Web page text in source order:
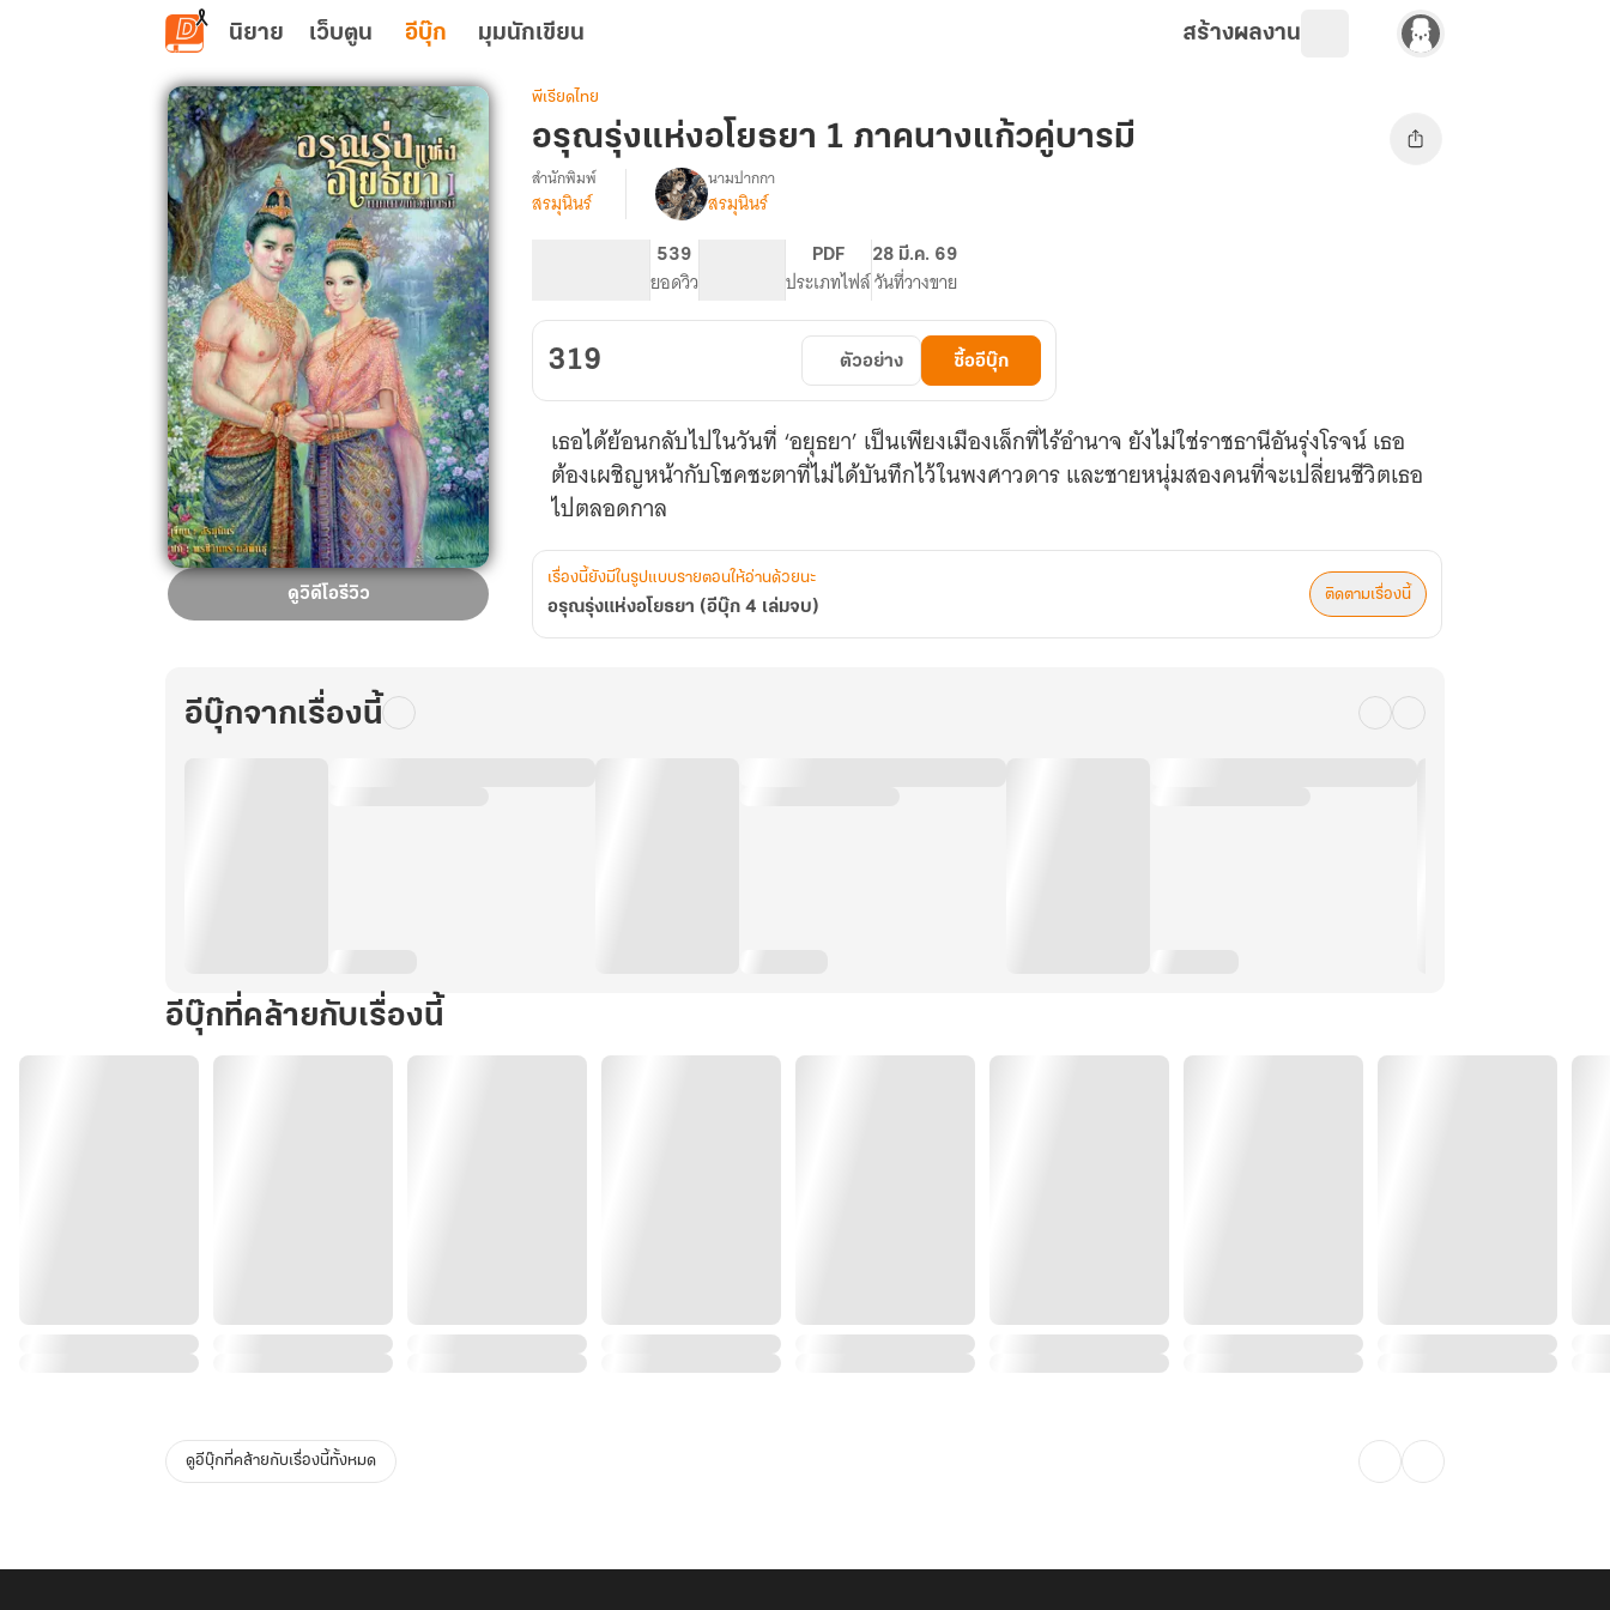
ข้ามไปยังเนื้อหาหลัก
นิยาย เว็บตูน อีบุ๊ก มุมนักเขียน สร้างผลงาน
อรุณ
รุ่ง
โยธ
ยา
ดูวิดีโอรีวิว
พีเรียดไทย
อรุณรุ่งแห่งอโยธยา 1 ภาคนางแก้วคู่บารมี
เรื่อง
อรุณ
โยธ
(อี
บุ๊ก
เล่ม
จบ)
สำนักพิมพ์
สรมุนินร์
นามปากกา
สรมุนินร์
539
ยอดวิว
PDF
ประเภทไฟล์
28 มี.ค. 69
วันที่วางขาย
319 ตัวอย่าง ซื้ออีบุ๊ก
เธอได้ย้อนกลับไปในวันที่ ‘อยุธยา’ เป็นเพียงเมืองเล็กที่ไร้อำนาจ ยังไม่ใช่ราชธานีอันรุ่งโรจน์ เธอ
ต้องเผชิญหน้ากับโชคชะตาที่ไม่ได้บันทึกไว้ในพงศาวดาร และชายหนุ่มสองคนที่จะเปลี่ยนชีวิตเธอ
ไปตลอดกาล
เรื่องนี้ยังมีในรูปแบบรายตอนให้อ่านด้วยนะ
อรุณรุ่งแห่งอโยธยา (อีบุ๊ก 4 เล่มจบ)
ติดตามเรื่องนี้
อีบุ๊กจากเรื่องนี้
อีบุ๊กที่คล้ายกับเรื่องนี้
ดูอีบุ๊กที่คล้ายกับเรื่องนี้ทั้งหมด